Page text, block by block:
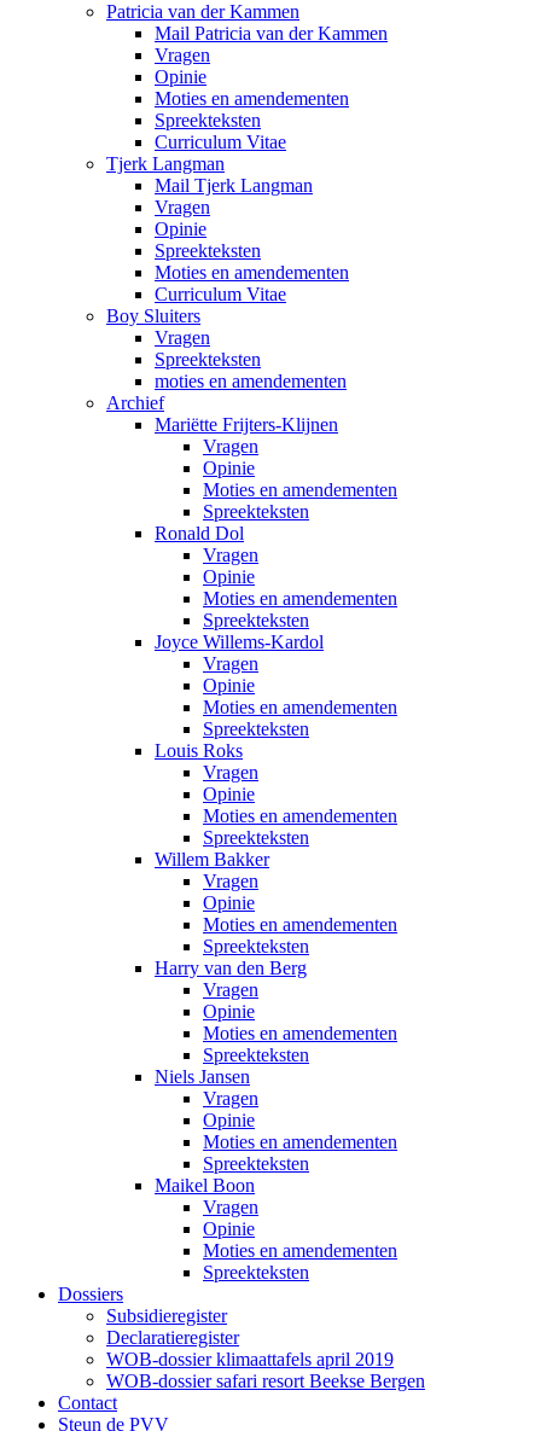
Patricia van der Kammen
Mail Patricia van der Kammen
Vragen
Opinie
Moties en amendementen
Spreekteksten
Curriculum Vitae
Tjerk Langman
Mail Tjerk Langman
Vragen
Opinie
Spreekteksten
Moties en amendementen
Curriculum Vitae
Boy Sluiters
Vragen
Spreekteksten
moties en amendementen
Archief
Mariëtte Frijters-Klijnen
Vragen
Opinie
Moties en amendementen
Spreekteksten
Ronald Dol
Vragen
Opinie
Moties en amendementen
Spreekteksten
Joyce Willems-Kardol
Vragen
Opinie
Moties en amendementen
Spreekteksten
Louis Roks
Vragen
Opinie
Moties en amendementen
Spreekteksten
Willem Bakker
Vragen
Opinie
Moties en amendementen
Spreekteksten
Harry van den Berg
Vragen
Opinie
Moties en amendementen
Spreekteksten
Niels Jansen
Vragen
Opinie
Moties en amendementen
Spreekteksten
Maikel Boon
Vragen
Opinie
Moties en amendementen
Spreekteksten
Dossiers
Subsidieregister
Declaratieregister
WOB-dossier klimaattafels april 2019
WOB-dossier safari resort Beekse Bergen
Contact
Steun de PVV